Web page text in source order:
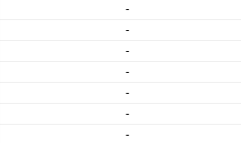
-
-
-
-
-
-
-